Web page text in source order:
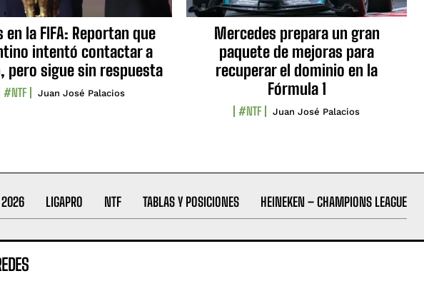
en la FIFA: Reportan que
intentó contactar a
pero sigue sin respuesta
#NTF Juan José Palacios
Mercedes prepara un gran
paquete de mejoras para
recuperar el dominio en la
Fórmula 1
#NTF Juan José Palacios
2026 LIGAPRO NTF TABLAS Y POSICIONES HEINEKEN – CHAMPIONS LEAGUE